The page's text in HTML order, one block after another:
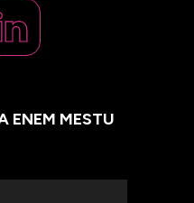
ENEM MESTU